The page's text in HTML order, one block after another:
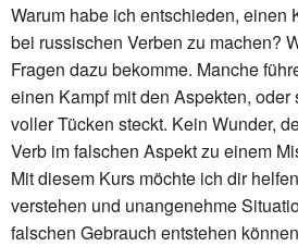
Warum habe ich entschieden, einen
bei russischen Verben zu machen?
Fragen dazu bekomme. Manche
einen Kampf mit den Aspekten,
voller Tücken steckt. Kein Wunder,
Verb im falschen Aspekt zu einem
Mit diesem Kurs möchte ich dir
verstehen und unangenehme
falschen Gebrauch entstehen